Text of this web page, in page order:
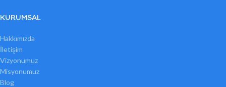
KURUMSAL
Hakkımızda
İletişim
Vizyonumuz
Misyonumuz
Blog